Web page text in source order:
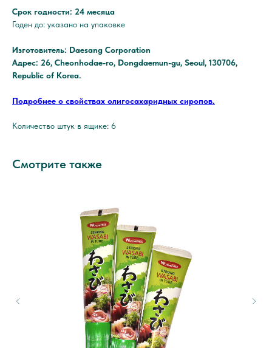
Срок годности: 24 месяца
Годен до: указано на упаковке
Изготовитель: Daesang Corporation
Адрес: 26, Cheonhodae-ro, Dongdaemun-gu, Seoul, 130706,
Republic of Korea.
Подробнее о свойствах олигосахаридных сиропов.
Количество штук в ящике: 6
Смотрите также